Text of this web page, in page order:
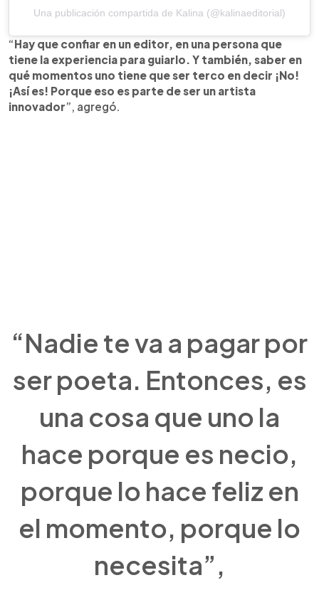
Una publicación compartida de Kalina (@kalinaeditorial)
“Hay que confiar en un editor, en una persona que
tiene la experiencia para guiarlo. Y también, saber en
qué momentos uno tiene que ser terco en decir ¡No!
¡Así es! Porque eso es parte de ser un artista
innovador”, agregó.
“Nadie te va a pagar por
ser poeta. Entonces, es
una cosa que uno la
hace porque es necio,
porque lo hace feliz en
el momento, porque lo
necesita”,